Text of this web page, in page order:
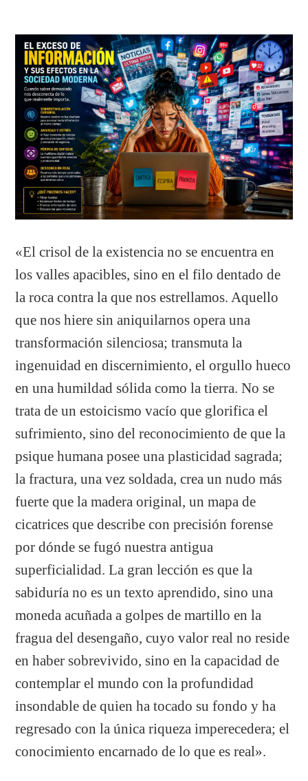
«El crisol de la existencia no se encuentra en
los valles apacibles, sino en el filo dentado de
la roca contra la que nos estrellamos. Aquello
que nos hiere sin aniquilarnos opera una
transformación silenciosa; transmuta la
ingenuidad en discernimiento, el orgullo hueco
en una humildad sólida como la tierra. No se
trata de un estoicismo vacío que glorifica el
sufrimiento, sino del reconocimiento de que la
psique humana posee una plasticidad sagrada;
la fractura, una vez soldada, crea un nudo más
fuerte que la madera original, un mapa de
cicatrices que describe con precisión forense
por dónde se fugó nuestra antigua
superficialidad. La gran lección es que la
sabiduría no es un texto aprendido, sino una
moneda acuñada a golpes de martillo en la
fragua del desengaño, cuyo valor real no reside
en haber sobrevivido, sino en la capacidad de
contemplar el mundo con la profundidad
insondable de quien ha tocado su fondo y ha
regresado con la única riqueza imperecedera; el
conocimiento encarnado de lo que es real».